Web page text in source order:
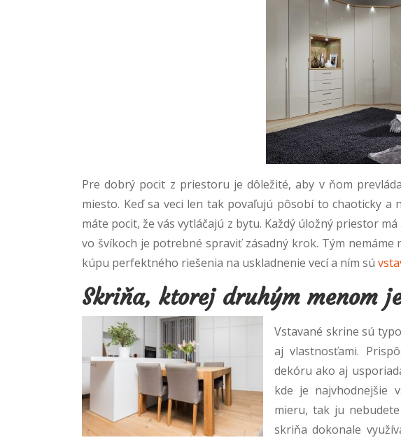
Pre dobrý pocit z priestoru je dôležité, aby v ňom
miesto. Keď sa veci len tak povaľujú pôsobí to chaoticky
máte pocit, že vás vytláčajú z bytu. Každý úložný priestor
vo švíkoch je potrebné spraviť zásadný krok. Tým nemáme
kúpu perfektného riešenia na uskladnenie vecí a ním sú
Skriňa, ktorej druhým menom
Vstavané skrine sú
aj vlastnosťami.
dekóru ako aj
kde je najvhodnejšie
mieru, tak ju
skriňa dokonale